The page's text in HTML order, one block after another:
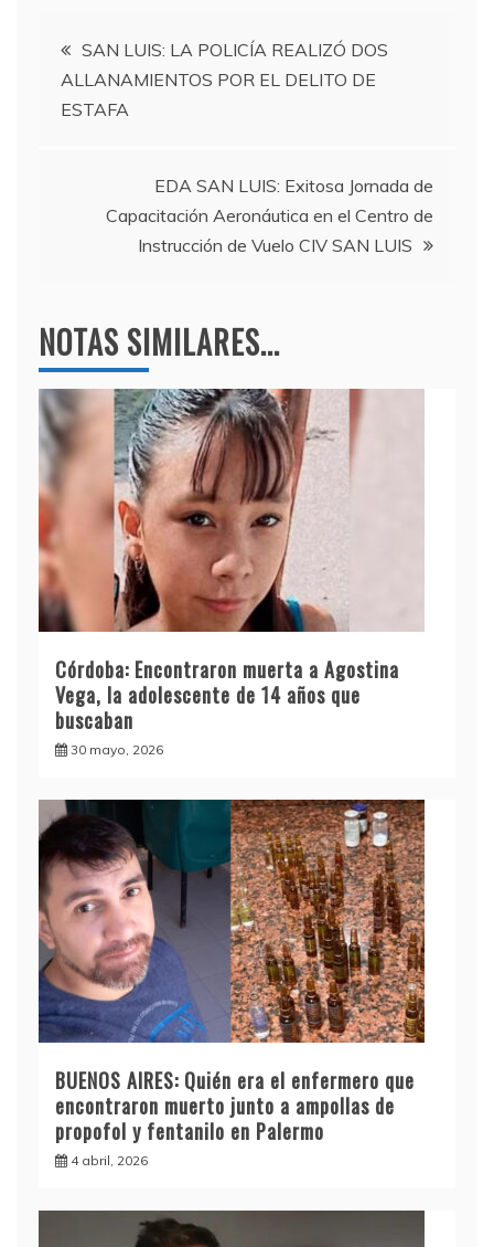
b
o
o
a
m
A
p
Navegación
de
SAN LUIS: LA POLICÍA REALIZÓ DOS
ALLANAMIENTOS POR EL DELITO DE
ESTAFA
EDA SAN LUIS: Exitosa Jornada de
Capacitación Aeronáutica en el Centro de
Instrucción de Vuelo CIV SAN LUIS
NOTAS SIMILARES...
Córdoba: Encontraron muerta a Agostina
Vega, la adolescente de 14 años que
buscaban
30 mayo, 2026
BUENOS AIRES: Quién era el enfermero que
encontraron muerto junto a ampollas de
propofol y fentanilo en Palermo
4 abril, 2026